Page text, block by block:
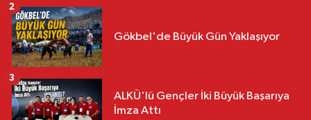
Gökbel'de Büyük Gün Yaklaşıyor
2
ALKÜ'lü Gençler İki Büyük Başarıya
İmza Attı
3